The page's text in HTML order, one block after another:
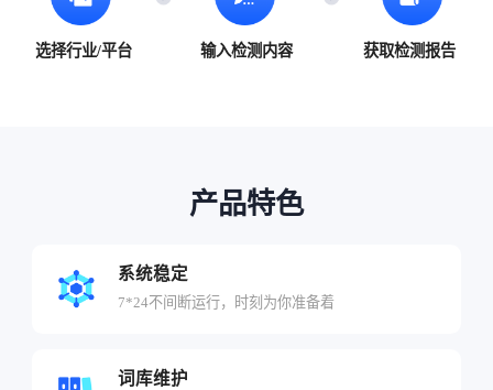
选择行业/平台 输入检测内容 获取检测报告
产品特色
系统稳定
7*24不间断运行，时刻为你准备着
词库维护